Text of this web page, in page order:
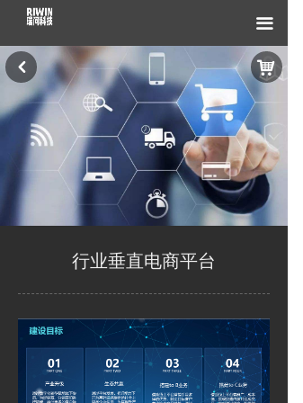
끀
行业垂直电商平台
낙
낒